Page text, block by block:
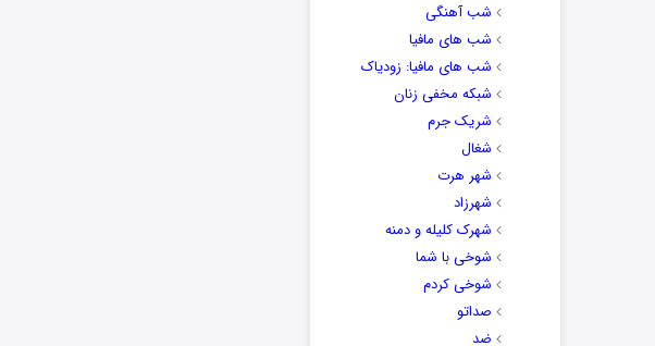
شب آهنگی
شب های مافیا
شب های مافیا: زودیاک
شبکه مخفی زنان
شریک جرم
شغال
شهر هرت
شهرزاد
شهرک کلیله و دمنه
شوخی با شما
شوخی کردم
صداتو
ضد